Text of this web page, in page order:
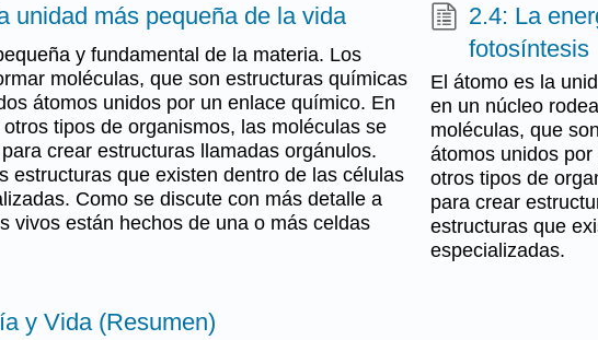
unidad más pequeña de la vida
y fundamental de la materia. Los
moléculas, que son estructuras químicas
átomos unidos por un enlace químico. En
tipos de organismos, las moléculas se
crear estructuras llamadas orgánulos.
estructuras que existen dentro de las células
Como se discute con más detalle a
vivos están hechos de una o más celdas
2.4: La
fotosíntesis
El átomo es la
en un núcleo
moléculas, que
átomos unidos
otros tipos de
para crear
estructuras que
especializadas.
y Vida (Resumen)